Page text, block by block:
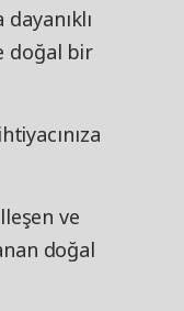
doğal bir
ve
doğal